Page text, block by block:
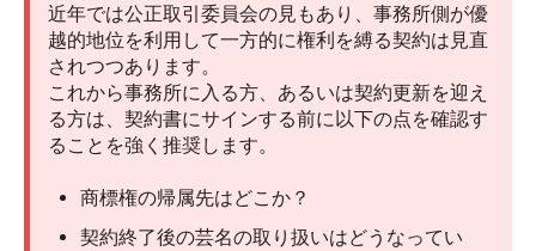
近年では公正取引委員会の見もあり、事務所側が優
越的地位を利用して一方的に権利を縛る契約は見直
されつつあります。
これから事務所に入る方、あるいは契約更新を迎え
る方は、契約書にサインする前に以下の点を確認す
ることを強く推奨します。
商標権の帰属先はどこか？
契約終了後の芸名の取り扱いはどうなってい